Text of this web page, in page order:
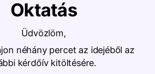
Oktatás
Üdvözlöm,
néhány percet az idejéből az
kérdőív kitöltésére.